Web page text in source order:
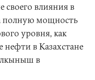
своего влияния в
полную мощность
уровня, как
нефти в Казахстане
в